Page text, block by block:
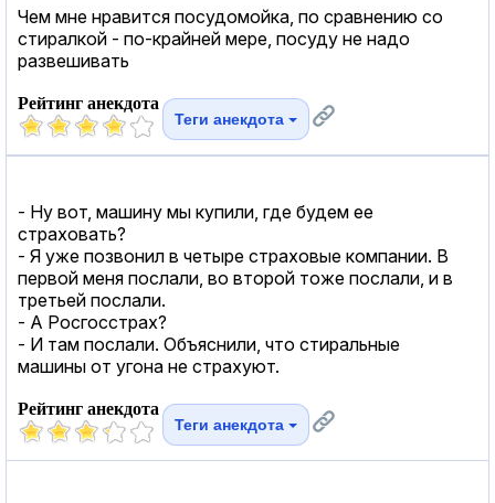
Чем мне нравится посудомойка, по сравнению со
стиралкой - по-крайней мере, посуду не надо
развешивать
Рейтинг анекдота
Теги анекдота
- Ну вот, машину мы купили, где будем ее
страховать?
- Я уже позвонил в четыре страховые компании. В
первой меня послали, во второй тоже послали, и в
третьей послали.
- А Росгосстрах?
- И там послали. Объяснили, что стиральные
машины от угона не страхуют.
Рейтинг анекдота
Теги анекдота